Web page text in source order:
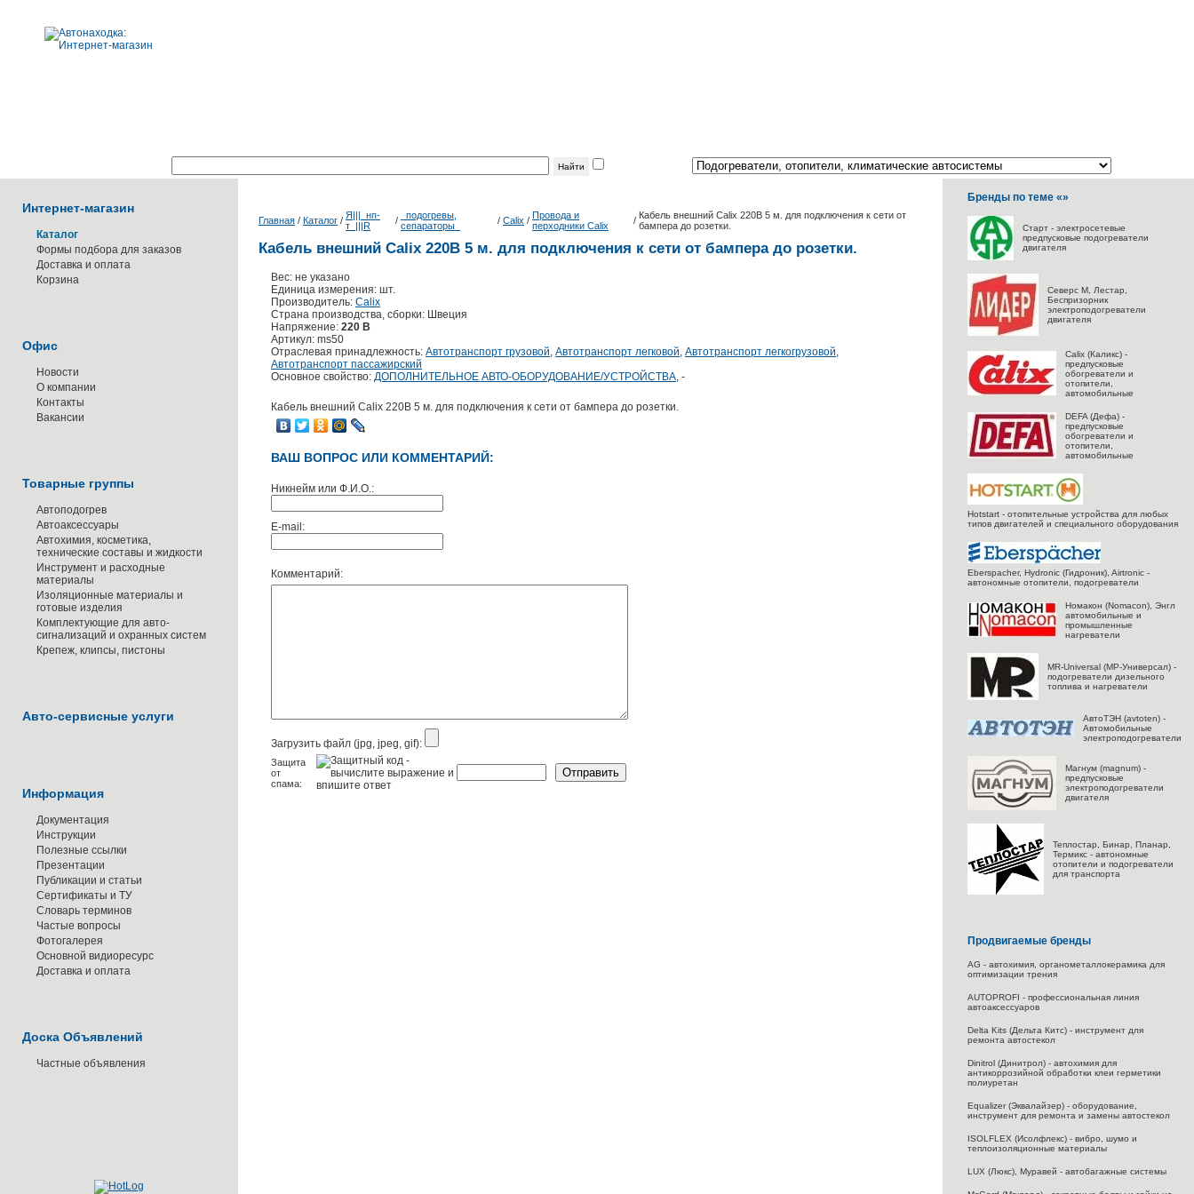
Интернет-магазин
Каталог
Формы подбора для заказов
Доставка и оплата
Корзина
Офис
Новости
О компании
Контакты
Вакансии
Товарные группы
Автоподогрев
Автоаксессуары
Автохимия, косметика,
технические составы и жидкости
Инструмент и расходные
материалы
Изоляционные материалы и
готовые изделия
Комплектующие для авто-
сигнализаций и охранных систем
Крепеж, клипсы, пистоны
Авто-сервисные услуги
Информация
Документация
Инструкции
Полезные ссылки
Презентации
Публикации и статьи
Сертификаты и ТУ
Словарь терминов
Частые вопросы
Фотогалерея
Основной видиоресурс
Доставка и оплата
Доска Объявлений
Частные объявления
Главная / Каталог / Я|||_нп-
т_|||R
/ _подогревы,
сепараторы_
/ Calix / Провода и
перходники Calix
/ Кабель внешний Calix 220В 5 м. для подключения к сети от
бампера до розетки.
Кабель внешний Calix 220В 5 м. для подключения к сети от бампера до розетки.
Вес: не указано
Единица измерения: шт.
Производитель: Calix
Страна производства, сборки: Швеция
Напряжение: 220 В
Артикул: ms50
Отраслевая принадлежность: Автотранспорт грузовой, Автотранспорт легковой, Автотранспорт легкогрузовой,
Автотранспорт пассажирский
Основное свойство: ДОПОЛНИТЕЛЬНОЕ АВТО-ОБОРУДОВАНИЕ/УСТРОЙСТВА, -
Кабель внешний Calix 220В 5 м. для подключения к сети от бампера до розетки.
ВАШ ВОПРОС ИЛИ КОММЕНТАРИЙ:
Никнейм или Ф.И.О.:
E-mail:
Комментарий:
Загрузить файл (jpg, jpeg, gif):
Защита
от
спама:
Бренды по теме «»
Старт - электросетевые
предпусковые подогреватели
двигателя
Северс M, Лестар,
Беспризорник
электроподогреватели
двигателя
Calix (Каликс) -
предпусковые
обогреватели и
отопители,
автомобильные
DEFA (Дефа) -
предпусковые
обогреватели и
отопители,
автомобильные
Hotstart - отопительные устройства для любых
типов двигателей и специального оборудования
Eberspacher, Hydronic (Гидроник), Airtronic -
автономные отопители, подогреватели
Номакон (Nomacon), Энгл
автомобильные и
промышленные
нагреватели
MR-Universal (МР-Универсал) -
подогреватели дизельного
топлива и нагреватели
АвтоТЭН (avtoten) -
Автомобильные
электроподогреватели
Магнум (magnum) -
предпусковые
электроподогреватели
двигателя
Теплостар, Бинар, Планар,
Термикс - автономные
отопители и подогреватели
для транспорта
Продвигаемые бренды
AG - автохимия, органометаллокерамика для
оптимизации трения
AUTOPROFI - профессиональная линия
автоаксессуаров
Delta Kits (Дельта Китс) - инструмент для
ремонта автостекол
Dinitrol (Динитрол) - автохимия для
антикоррозийной обработки клеи герметики
полиуретан
Equalizer (Эквалайзер) - оборудование,
инструмент для ремонта и замены автостекол
ISOLFLEX (Исолфлекс) - вибро, шумо и
теплоизоляционные материалы
LUX (Люкс), Муравей - автобагажные системы